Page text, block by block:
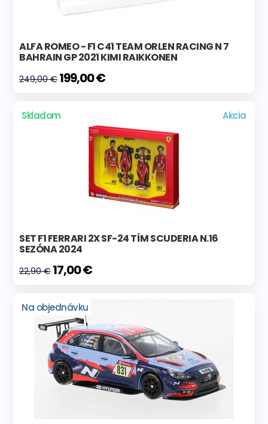
ALFA ROMEO - F1 C41 TEAM ORLEN RACING N 7
BAHRAIN GP 2021 KIMI RAIKKONEN
249,00 € 199,00 €
Skladom Akcia
SET F1 FERRARI 2X SF-24 TÍM SCUDERIA N.16
SEZÓNA 2024
22,90 € 17,00 €
Na objednávku